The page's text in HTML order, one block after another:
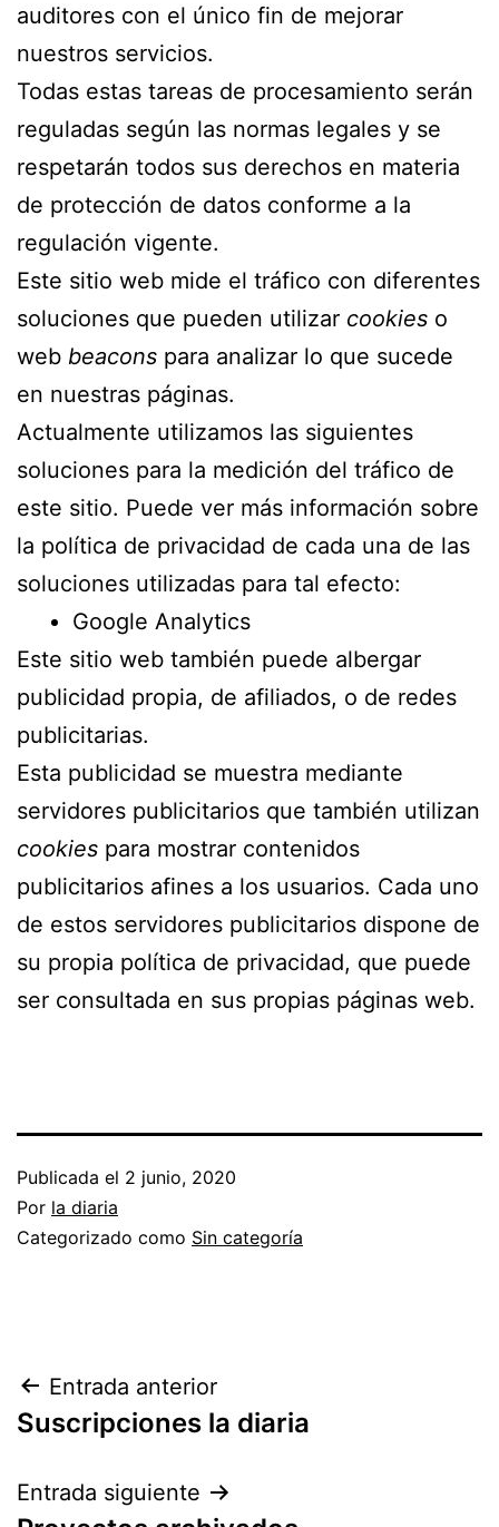
auditores con el único fin de mejorar
nuestros servicios.
Todas estas tareas de procesamiento serán
reguladas según las normas legales y se
respetarán todos sus derechos en materia
de protección de datos conforme a la
regulación vigente.
Este sitio web mide el tráfico con diferentes
soluciones que pueden utilizar cookies o
web beacons para analizar lo que sucede
en nuestras páginas.
Actualmente utilizamos las siguientes
soluciones para la medición del tráfico de
este sitio. Puede ver más información sobre
la política de privacidad de cada una de las
soluciones utilizadas para tal efecto:
Google Analytics
Este sitio web también puede albergar
publicidad propia, de afiliados, o de redes
publicitarias.
Esta publicidad se muestra mediante
servidores publicitarios que también utilizan
cookies para mostrar contenidos
publicitarios afines a los usuarios. Cada uno
de estos servidores publicitarios dispone de
su propia política de privacidad, que puede
ser consultada en sus propias páginas web.
Publicada el 2 junio, 2020
Por la diaria
Categorizado como Sin categoría
Navegación
de
entradas
Entrada anterior
Suscripciones la diaria
Entrada siguiente